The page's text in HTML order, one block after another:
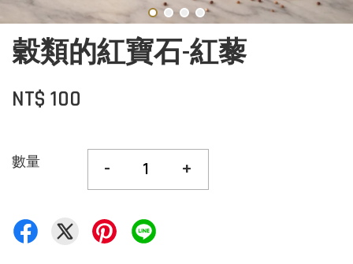
穀類的紅寶石-紅藜
NT$ 100
數量 - +